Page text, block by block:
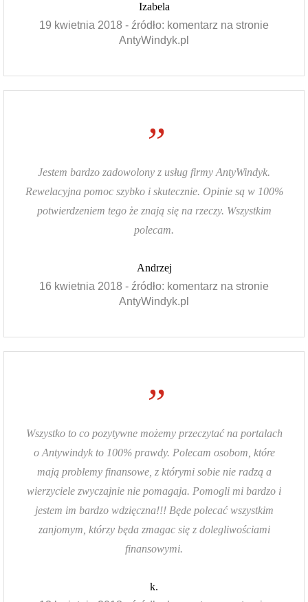
Izabela
19 kwietnia 2018 - źródło: komentarz na stronie
AntyWindyk.pl
”
Jestem bardzo zadowolony z usług firmy AntyWindyk.
Rewelacyjna pomoc szybko i skutecznie. Opinie są w 100%
potwierdzeniem tego że znają się na rzeczy. Wszystkim
polecam.
Andrzej
16 kwietnia 2018 - źródło: komentarz na stronie
AntyWindyk.pl
”
Wszystko to co pozytywne możemy przeczytać na portalach
o Antywindyk to 100% prawdy. Polecam osobom, które
mają problemy finansowe, z którymi sobie nie radzą a
wierzyciele zwyczajnie nie pomagaja. Pomogli mi bardzo i
jestem im bardzo wdzięczna!!! Będe polecać wszystkim
zanjomym, którzy będa zmagac się z dolegliwościami
finansowymi.
k.